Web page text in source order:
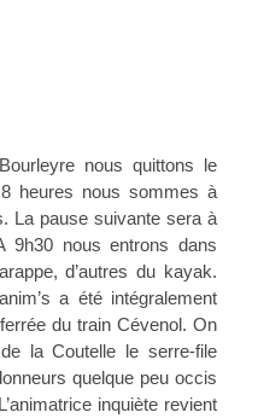
nous quittons le
heures nous sommes à
La pause suivante sera à
9h30 nous entrons dans
d’autres du kayak.
a été intégralement
du train Cévenol. On
la Coutelle le serre-file
quelque peu occis
inquiète revient